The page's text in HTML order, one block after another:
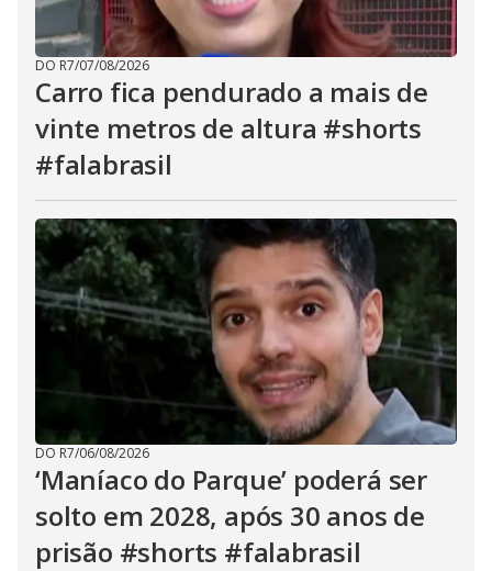
DO R7/07/08/2026
Carro fica pendurado a mais de
vinte metros de altura #shorts
#falabrasil
DO R7/06/08/2026
‘Maníaco do Parque’ poderá ser
solto em 2028, após 30 anos de
prisão #shorts #falabrasil